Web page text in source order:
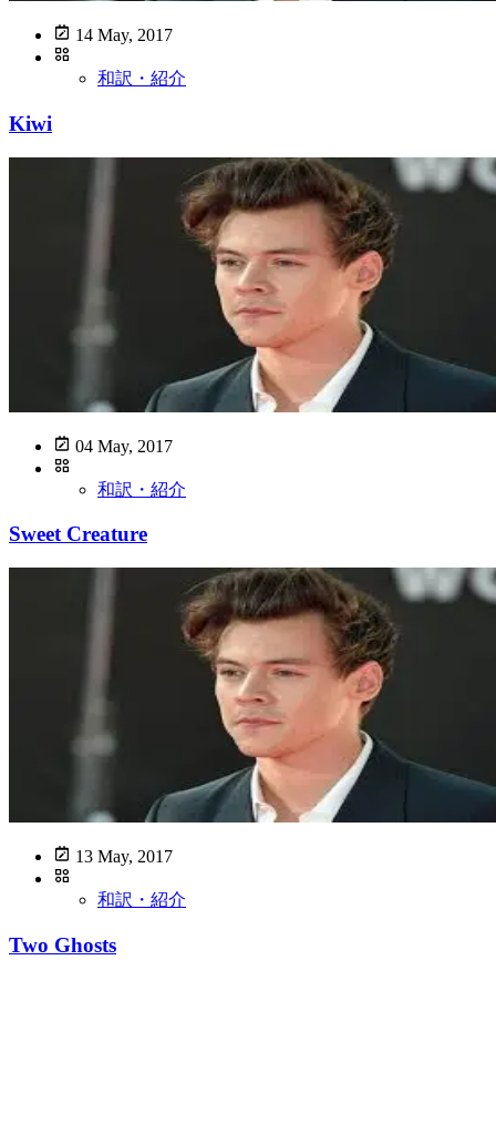
14 May, 2017
和訳・紹介
Kiwi
04 May, 2017
和訳・紹介
Sweet Creature
13 May, 2017
和訳・紹介
Two Ghosts